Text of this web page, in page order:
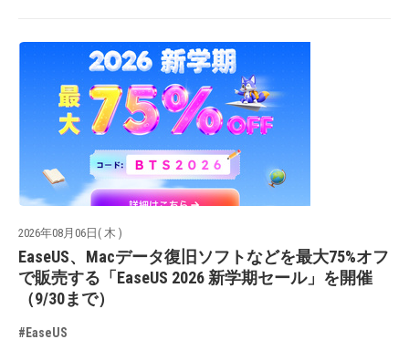
2026年08月06日( 木 )
EaseUS、Macデータ復旧ソフトなどを最大75%オフ
で販売する「EaseUS 2026 新学期セール」を開催
（9/30まで）
#EaseUS